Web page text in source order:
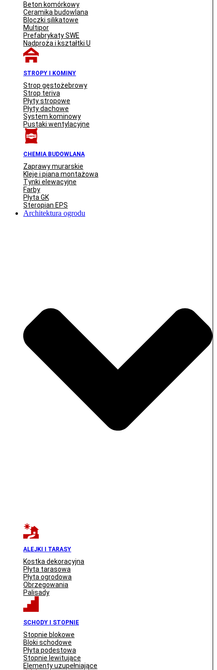
Beton komórkowy
Ceramika budowlana
Bloczki silikatowe
Multipor
Prefabrykaty SWE
Nadproża i kształtki U
STROPY I KOMINY
Strop gęstożebrowy
Strop teriva
Płyty stropowe
Płyty dachowe
System kominowy
Pustaki wentylacyjne
CHEMIA BUDOWLANA
Zaprawy murarskie
Kleje i piana montażowa
Tynki elewacyjne
Farby
Płyta GK
Steropian EPS
Architektura ogrodu
ALEJKI I TARASY
Kostka dekoracyjna
Płyta tarasowa
Płyta ogrodowa
Obrzegowania
Palisady
SCHODY I STOPNIE
Stopnie blokowe
Bloki schodowe
Płyta podestowa
Stopnie lewitujące
Elementy uzupełniające